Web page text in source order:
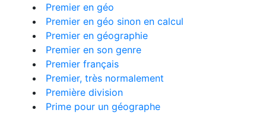
Premier en géo
Premier en géo sinon en calcul
Premier en géographie
Premier en son genre
Premier français
Premier, très normalement
Première division
Prime pour un géographe